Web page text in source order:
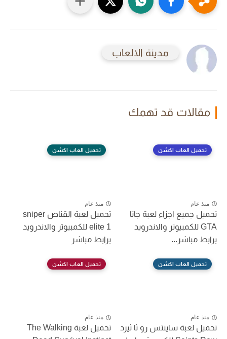
مدينة الالعاب
مقالات قد تهمك
تحميل العاب اكشن
منذ عام
تحميل جميع اجزاء لعبة جاتا
GTA للكمبيوتر والاندرويد
برابط مباشر...
تحميل العاب اكشن
منذ عام
تحميل لعبة القناص sniper
elite 1 للكمبيوتر والاندرويد
برابط مباشر
تحميل العاب اكشن
منذ عام
تحميل لعبة ساينتس رو ثا ثيرد
تحميل العاب اكشن
منذ عام
تحميل لعبة The Walking